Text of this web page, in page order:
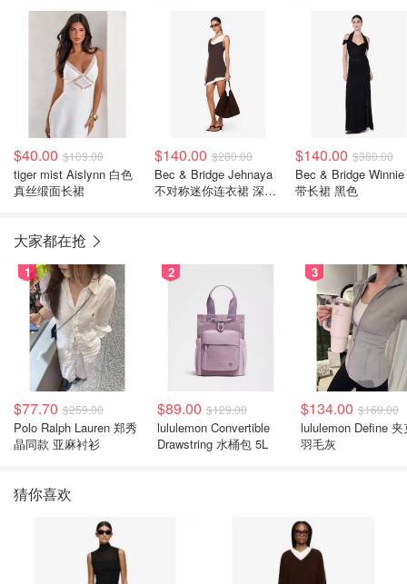
$40.00 $109.00
tiger mist Aislynn 白色
真丝缎面长裙
$140.00 $280.00
Bec & Bridge Jehnaya
不对称迷你连衣裙 深棕
$140.00 $380.00
Bec & Bridge
带长裙 黑色
大家都在抢
1
$77.70 $259.00
Polo Ralph Lauren 郑秀
晶同款 亚麻衬衫
2
$89.00 $129.00
lululemon Convertible
Drawstring 水桶包 5L
3
$134.00 $169.00
lululemon Define 夹
羽毛灰
猜你喜欢